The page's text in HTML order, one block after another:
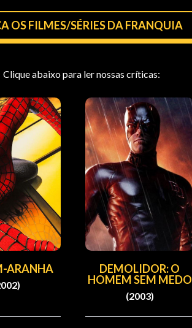
OS FILMES/SÉRIES DA FRANQUIA
Clique abaixo para ler nossas críticas:
ARANHA
DEMOLIDOR: O
HOMEM SEM MEDO
(2003)